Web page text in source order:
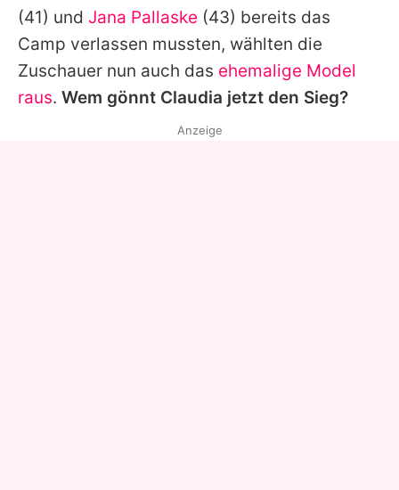
(41) und Jana Pallaske (43) bereits das
Camp verlassen mussten, wählten die
Zuschauer nun auch das ehemalige Model
raus. Wem gönnt Claudia jetzt den Sieg?
Anzeige